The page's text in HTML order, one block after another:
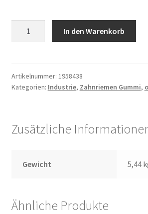
Versandarten
Wiederruf
In den Warenkorb
Artikelnummer: 1958438
Kategorien: Industrie, Zahnriemen Gummi,
Zusätzliche
Gewicht 5,44
Ähnliche Produkte